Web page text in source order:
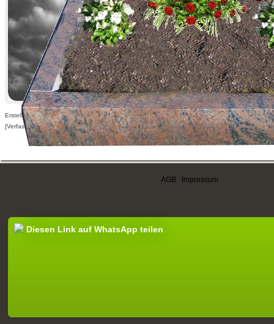
Erstellt am 14.06.2010,
[Verfasser nur für angemeldete Benutzer sichtbar]
AGB Impressum
Diesen Link auf WhatsApp teilen